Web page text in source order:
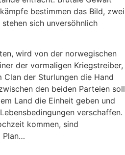
bestimmen das Bild, zwei
sich unversöhnlich
wird von der norwegischen
der vormaligen Kriegstreiber,
Clan der Sturlungen die Hand
den beiden Parteien soll
Land die Einheit geben und
verschaffen.
kommen, sind
Plan…